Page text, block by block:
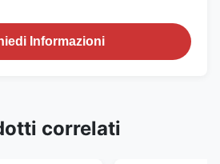
Informazioni
correlati